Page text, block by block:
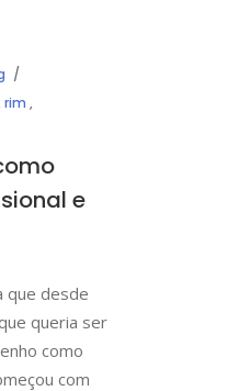
rim ,
e
que desde
queria ser
como
com